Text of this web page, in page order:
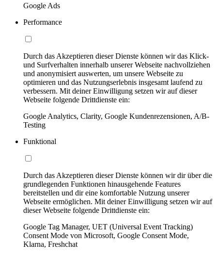
Google Ads
Performance
Durch das Akzeptieren dieser Dienste können wir das Klick-
und Surfverhalten innerhalb unserer Webseite nachvollziehen
und anonymisiert auswerten, um unsere Webseite zu
optimieren und das Nutzungserlebnis insgesamt laufend zu
verbessern. Mit deiner Einwilligung setzen wir auf dieser
Webseite folgende Drittdienste ein:
Google Analytics, Clarity, Google Kundenrezensionen, A/B-
Testing
Funktional
Durch das Akzeptieren dieser Dienste können wir dir über die
grundlegenden Funktionen hinausgehende Features
bereitstellen und dir eine komfortable Nutzung unserer
Webseite ermöglichen. Mit deiner Einwilligung setzen wir auf
dieser Webseite folgende Drittdienste ein:
Google Tag Manager, UET (Universal Event Tracking)
Consent Mode von Microsoft, Google Consent Mode,
Klarna, Freshchat